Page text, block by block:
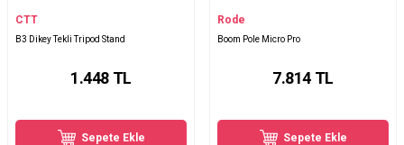
CTT
B3 Dikey Tekli Tripod Stand
1.448 TL
Sepete Ekle
Rode
Boom Pole Micro Pro
7.814 TL
Sepete Ekle